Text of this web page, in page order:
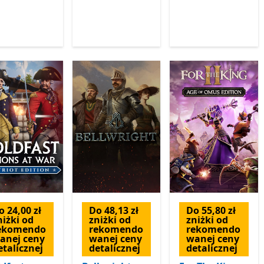
24,00 zł
od
ceny
Do 48,13 zł
zniżki od
rekomendo
wanej ceny
detalicznej
Do 55,80 zł
zniżki od
rekomendo
wanej ceny
detalicznej